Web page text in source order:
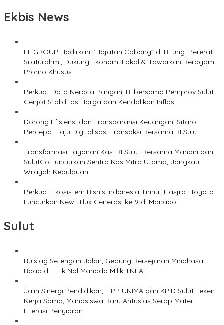
Ekbis News
FIFGROUP Hadirkan “Hajatan Cabang” di Bitung: Pererat
Silaturahmi, Dukung Ekonomi Lokal & Tawarkan Beragam
Promo Khusus
Perkuat Data Neraca Pangan, BI bersama Pemprov Sulut
Genjot Stabilitas Harga dan Kendalikan Inflasi
Dorong Efisiensi dan Transparansi Keuangan, Sitaro
Percepat Laju Digitalisasi Transaksi Bersama BI Sulut
Transformasi Layanan Kas: BI Sulut Bersama Mandiri dan
SulutGo Luncurkan Sentra Kas Mitra Utama, Jangkau
Wilayah Kepulauan
Perkuat Ekosistem Bisnis Indonesia Timur, Hasjrat Toyota
Luncurkan New Hilux Generasi ke-9 di Manado
Sulut
Ruislag Setengah Jalan, Gedung Bersejarah Minahasa
Raad di Titik Nol Manado Milik TNI-AL
Jalin Sinergi Pendidikan, FIPP UNIMA dan KPID Sulut Teken
Kerja Sama; Mahasiswa Baru Antusias Serap Materi
Literasi Penyiaran